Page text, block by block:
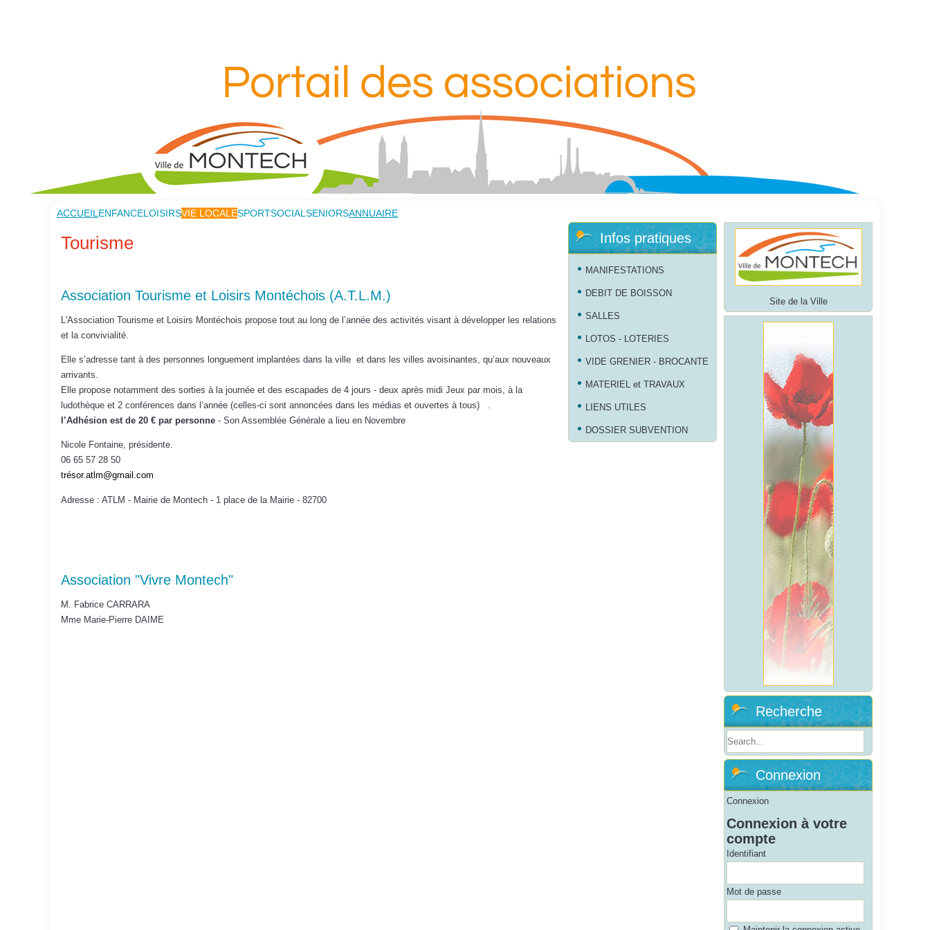
ACCUEIL ENFANCELOISIRSVIE LOCALESPORTSOCIAL SENIORSANNUAIRE
Tourisme
Association Tourisme et Loisirs Montéchois (A.T.L.M.)
L'Association Tourisme et Loisirs Montéchois propose tout au long de l’année des activités visant à développer les relations
et la convivialité.
Elle s’adresse tant à des personnes longuement implantées dans la ville et dans les villes avoisinantes, qu’aux nouveaux
arrivants.
Elle propose notamment des sorties à la journée et des escapades de 4 jours - deux après midi Jeux par mois, à la
ludothèque et 2 conférences dans l’année (celles-ci sont annoncées dans les médias et ouvertes à tous) .
l’Adhésion est de 20 € par personne - Son Assemblée Générale a lieu en Novembre
Nicole Fontaine, présidente.
06 65 57 28 50
trésor.atlm@gmail.com
Adresse : ATLM - Mairie de Montech - 1 place de la Mairie - 82700
Association "Vivre Montech"
M. Fabrice CARRARA
Mme Marie-Pierre DAIME
Infos pratiques
MANIFESTATIONS
DEBIT DE BOISSON
SALLES
LOTOS - LOTERIES
VIDE GRENIER - BROCANTE
MATERIEL et TRAVAUX
LIENS UTILES
DOSSIER SUBVENTION
Site de la Ville
Recherche
Connexion
Connexion
Connexion à votre
compte
Identifiant
Mot de passe